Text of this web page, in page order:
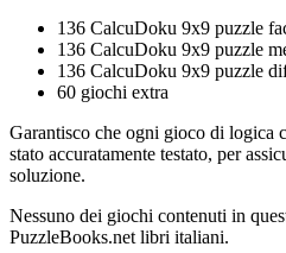
136 CalcuDoku 9x9 puzzle
136 CalcuDoku 9x9 puzzle
136 CalcuDoku 9x9 puzzle
60 giochi extra
Garantisco che ogni gioco di logica
stato accuratamente testato, per
soluzione.
Nessuno dei giochi contenuti in
PuzzleBooks.net libri italiani.